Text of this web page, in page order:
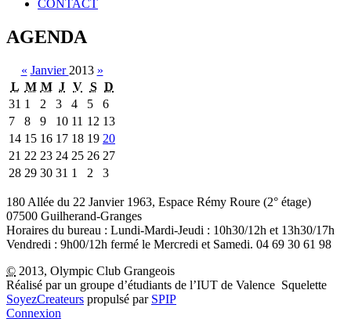
CONTACT
AGENDA
« Janvier 2013 »
L M M J V S D
31 1 2 3 4 5
6
7
8 9 10 11 12 13
14 15 16 17 18 19 20
21 22 23 24 25 26 27
28 29 30 31 1 2 3
180 Allée du 22 Janvier 1963, Espace Rémy Roure (2° étage)
07500 Guilherand-Granges
Horaires du bureau : Lundi-Mardi-Jeudi : 10h30/12h et 13h30/17h
Vendredi : 9h00/12h fermé le Mercredi et Samedi. 04 69 30 61 98
© 2013, Olympic Club Grangeois
Réalisé par un groupe d’étudiants de l’IUT de Valence Squelette
SoyezCreateurs propulsé par SPIP
Connexion